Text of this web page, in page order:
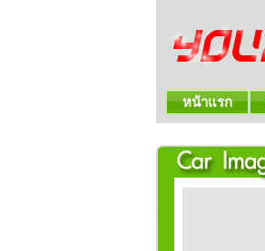
หน้าแรก